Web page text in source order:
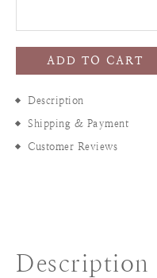
ADD TO CART
Description
Shipping & Payment
Customer Reviews
Description